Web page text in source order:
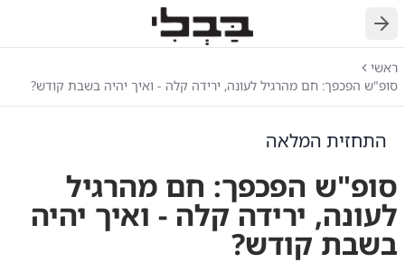
חזרה
ראשי
סופ"ש הפכפך: חם מהרגיל לעונה, ירידה קלה - ואיך יהיה בשבת קודש?
התחזית המלאה
סופ"ש הפכפך: חם מהרגיל
לעונה, ירידה קלה - ואיך יהיה
בשבת קודש?